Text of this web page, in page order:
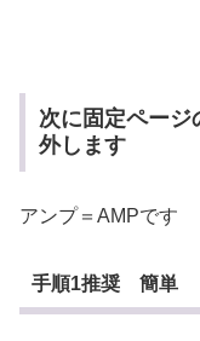
次に固定ページ
外します
アンプ＝AMPです
手順1推奨